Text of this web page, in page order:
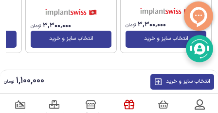
3,300,000 تومان
انتخاب سایز و خرید
3,300,000 تومان
انتخاب سایز و خرید
انتخاب سایز و خرید 1,100,000 تومان